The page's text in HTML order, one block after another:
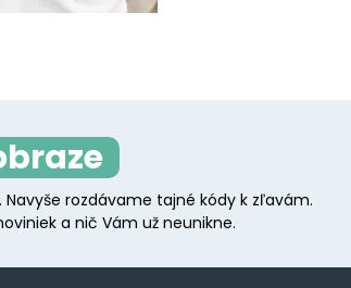
rozdávame tajné kódy k zľavám.
a nič Vám už neunikne.